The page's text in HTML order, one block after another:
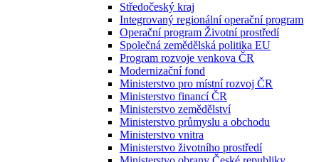
Středočeský kraj
Integrovaný regionální operační program
Operační program Životní prostředí
Společná zemědělská politika EU
Program rozvoje venkova ČR
Modernizační fond
Ministerstvo pro místní rozvoj ČR
Ministerstvo financí ČR
Ministerstvo zemědělství
Ministerstvo průmyslu a obchodu
Ministerstvo vnitra
Ministerstvo životního prostředí